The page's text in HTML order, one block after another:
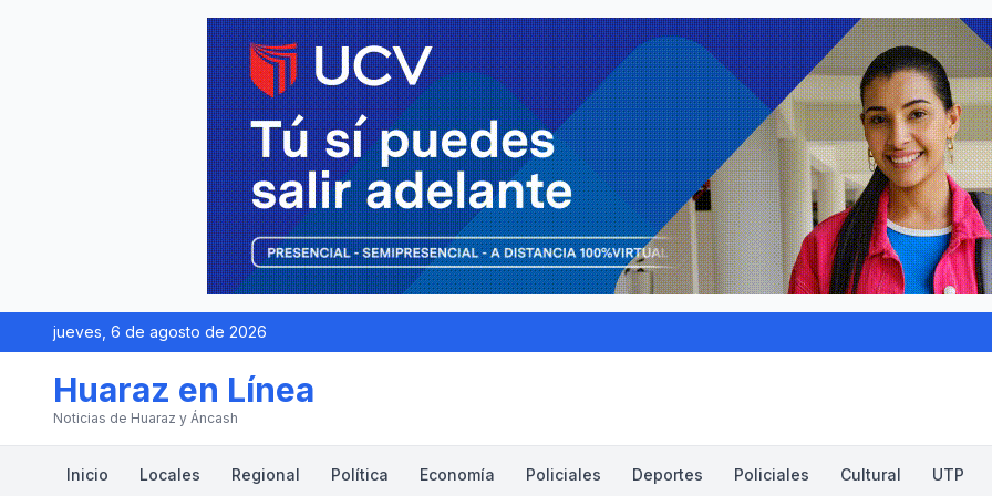
jueves, 6 de agosto de 2026
Huaraz en Línea
Noticias de Huaraz y Áncash
Inicio Locales Regional Política Economía Policiales Deportes Policiales Cultural UTP